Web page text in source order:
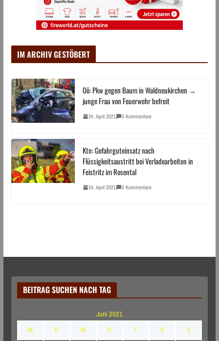
IM ARCHIV GESTÖBERT
Oö: Pkw gegen Baum in Waldneukirchen →
junge Frau von Feuerwehr befreit
24. April 2021 0 Kommentare
Ktn: Gefahrguteinsatz nach
Flüssigkeitsaustritt bei Verladearbeiten in
Feistritz im Rosental
24. April 2021 0 Kommentare
BEITRAG SUCHEN NACH TAG
Juni 2021
M
D M D F S
S